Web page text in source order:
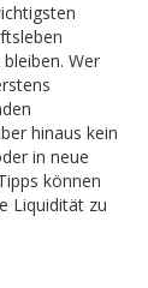
Wer
hinaus kein
in neue
können
Liquidität zu